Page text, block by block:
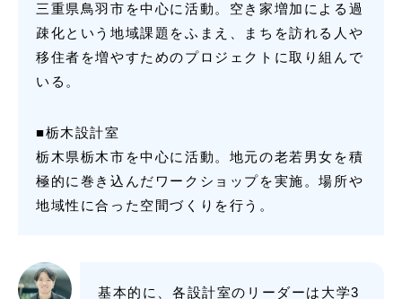
三重県鳥羽市を中心に活動。空き家増加による過
疎化という地域課題をふまえ、まちを訪れる人や
移住者を増やすためのプロジェクトに取り組んで
いる。
■栃木設計室
栃木県栃木市を中心に活動。地元の老若男女を積
極的に巻き込んだワークショップを実施。場所や
地域性に合った空間づくりを行う。
基本的に、各設計室のリーダーは大学3